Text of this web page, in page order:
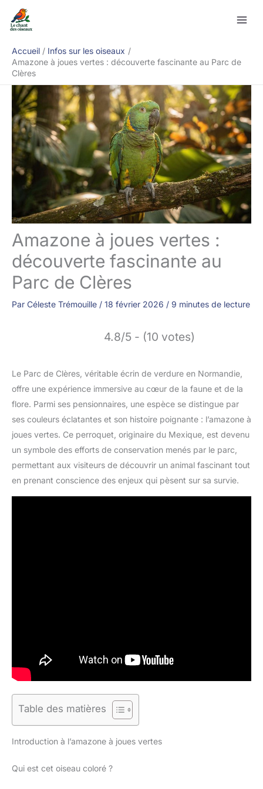
Accueil
Infos sur les oiseaux
Amazone à joues vertes : découverte fascinante au Parc de
Clères
Amazone à joues vertes :
découverte fascinante au
Parc de Clères
Par Céleste Trémouille / 18 février 2026 / 9 minutes de lecture
4.8/5 - (10 votes)
Le Parc de Clères, véritable écrin de verdure en Normandie,
offre une expérience immersive au cœur de la faune et de la
flore. Parmi ses pensionnaires, une espèce se distingue par
ses couleurs éclatantes et son histoire poignante : l’amazone à
joues vertes. Ce perroquet, originaire du Mexique, est devenu
un symbole des efforts de conservation menés par le parc,
permettant aux visiteurs de découvrir un animal fascinant tout
en prenant conscience des enjeux qui pèsent sur sa survie.
Table des matières
Introduction à l’amazone à joues vertes
Qui est cet oiseau coloré ?
Rechercher